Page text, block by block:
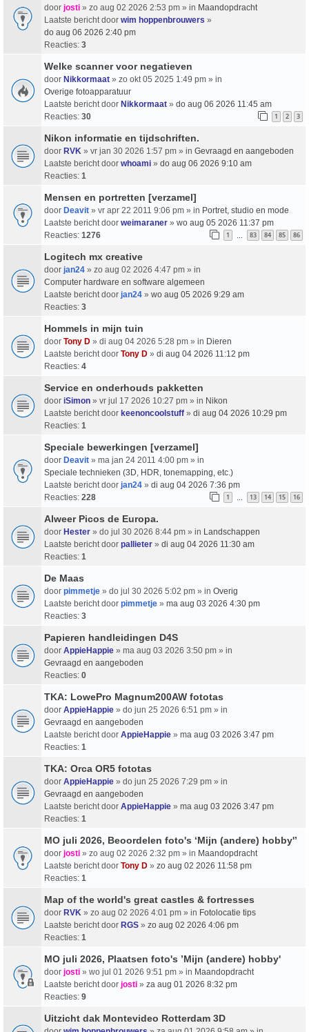
door josti » zo aug 02 2026 2:53 pm » in Maandopdracht
Laatste bericht door wim hoppenbrouwers »
do aug 06 2026 2:40 pm
Reacties: 3
Welke scanner voor negatieven
door Nikkormaat » zo okt 05 2025 1:49 pm » in
Overige fotoapparatuur
Laatste bericht door Nikkormaat » do aug 06 2026 11:45 am
Reacties: 30 1 2 3
Nikon informatie en tijdschriften.
door RVK » vr jan 30 2026 1:57 pm » in Gevraagd en aangeboden
Laatste bericht door whoami » do aug 06 2026 9:10 am
Reacties: 1
Mensen en portretten [verzamel]
door Deavit » vr apr 22 2011 9:06 pm » in Portret, studio en mode
Laatste bericht door weimaraner » wo aug 05 2026 11:37 pm
Reacties: 1276 1 … 83 84 85 86
Logitech mx creative
door jan24 » zo aug 02 2026 4:47 pm » in
Computer hardware en software algemeen
Laatste bericht door jan24 » wo aug 05 2026 9:29 am
Reacties: 3
Hommels in mijn tuin
door Tony D » di aug 04 2026 5:28 pm » in Dieren
Laatste bericht door Tony D » di aug 04 2026 11:12 pm
Reacties: 4
Service en onderhouds pakketten
door iSimon » vr jul 17 2026 10:27 pm » in Nikon
Laatste bericht door keenoncoolstuff » di aug 04 2026 10:29 pm
Reacties: 1
Speciale bewerkingen [verzamel]
door Deavit » ma jan 24 2011 4:00 pm » in
Speciale technieken (3D, HDR, tonemapping, etc.)
Laatste bericht door jan24 » di aug 04 2026 7:36 pm
Reacties: 228 1 … 13 14 15 16
Alweer Picos de Europa.
door Hester » do jul 30 2026 8:44 pm » in Landschappen
Laatste bericht door pallieter » di aug 04 2026 11:30 am
Reacties: 1
De Maas
door pimmetje » do jul 30 2026 5:02 pm » in Overig
Laatste bericht door pimmetje » ma aug 03 2026 4:30 pm
Reacties: 3
Papieren handleidingen D4S
door AppieHappie » ma aug 03 2026 3:50 pm » in
Gevraagd en aangeboden
Reacties: 0
TKA: LowePro Magnum200AW fototas
door AppieHappie » do jun 25 2026 6:51 pm » in
Gevraagd en aangeboden
Laatste bericht door AppieHappie » ma aug 03 2026 3:47 pm
Reacties: 1
TKA: Orca OR5 fototas
door AppieHappie » do jun 25 2026 7:29 pm » in
Gevraagd en aangeboden
Laatste bericht door AppieHappie » ma aug 03 2026 3:47 pm
Reacties: 1
MO juli 2026, Beoordelen foto's ‘Mijn (andere) hobby'’
door josti » zo aug 02 2026 2:32 pm » in Maandopdracht
Laatste bericht door Tony D » zo aug 02 2026 11:58 pm
Reacties: 1
Map of the world's great castles & fortresses
door RVK » zo aug 02 2026 4:01 pm » in Fotolocatie tips
Laatste bericht door RGS » zo aug 02 2026 4:06 pm
Reacties: 1
MO juli 2026, Plaatsen foto's ’Mijn (andere) hobby'
door josti » wo jul 01 2026 9:51 pm » in Maandopdracht
Laatste bericht door josti » za aug 01 2026 8:32 pm
Reacties: 9
Uitzicht dak Montevideo Rotterdam 3D